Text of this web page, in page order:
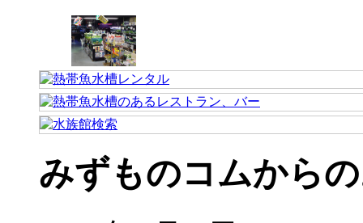
みずものコムから